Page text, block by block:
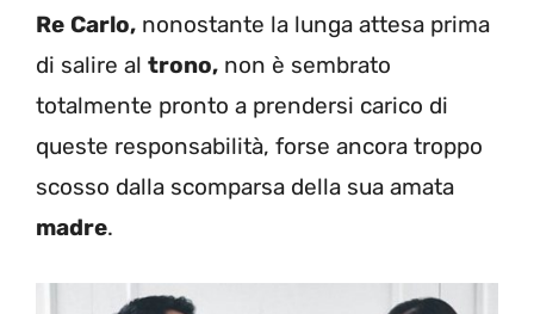
Re Carlo, nonostante la lunga attesa prima
di salire al trono, non è sembrato
totalmente pronto a prendersi carico di
queste responsabilità, forse ancora troppo
scosso dalla scomparsa della sua amata
madre.